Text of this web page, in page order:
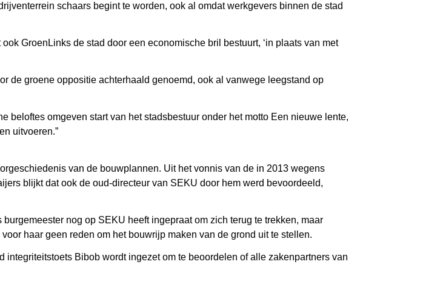
schaars begint te worden, ook al omdat werkgevers binnen de stad
GroenLinks de stad door een economische bril bestuurt, ‘in plaats van met
de groene oppositie achterhaald genoemd, ook al vanwege leegstand op
beloftes omgeven start van het stadsbestuur onder het motto Een nieuwe lente,
uitvoeren.”
van de bouwplannen. Uit het vonnis van de in 2013 wegens
blijkt dat ook de oud-directeur van SEKU door hem werd bevoordeeld,
nog op SEKU heeft ingepraat om zich terug te trekken, maar
haar geen reden om het bouwrijp maken van de grond uit te stellen.
Bibob wordt ingezet om te beoordelen of alle zakenpartners van